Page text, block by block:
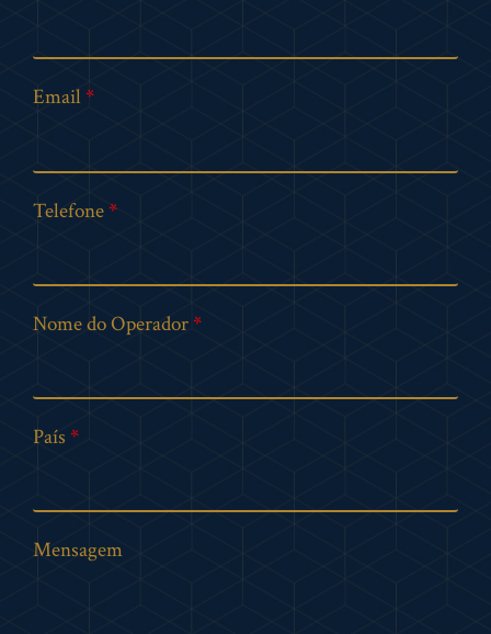
Email
Telefone
Nome do Operador
País
Mensagem